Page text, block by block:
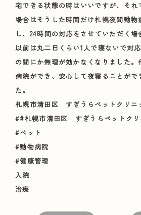
宅できる状態の時はいいですが、それ
場合はそうした時間だけ札幌夜間動
し、24時間の対応をさせていただく場
以前は丸二日くらい1人で寝ないで対
の間にか無理が効かなくなりました
病院ができ、安心して夜寝ることがで
た。
札幌市清田区 すぎうらペットクリニ
##札幌市清田区 すぎうらペットクリ
#ペット
#動物病院
#健康管理
入院
治療